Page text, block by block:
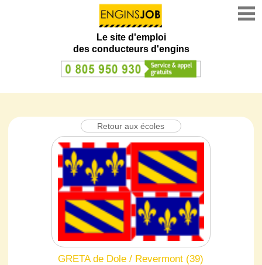
Le site d'emploi
des conducteurs d'engins
Retour aux écoles
GRETA de Dole / Revermont (39)